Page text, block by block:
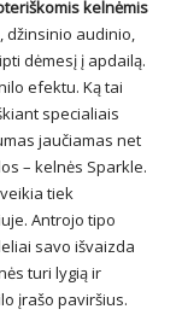
kelnėmis
džinsinio audinio,
dėmesį į apdailą.
efektu. Ką tai
specialiais
jaučiamas net
– kelnės Sparkle.
tiek
Antrojo tipo
savo išvaizda
turi lygią ir
įrašo paviršius.